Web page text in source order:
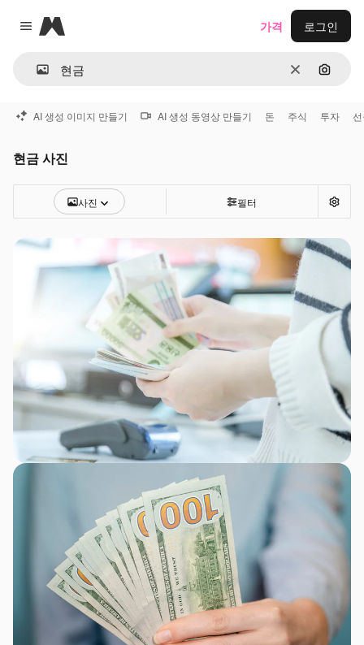
Close menu
Magnific
지우기이미지
가격 로그인
AI 생성 이미지 만들기 AI 생성 동영상 만들기 돈 주식 투자
현금 사진
사진 필터